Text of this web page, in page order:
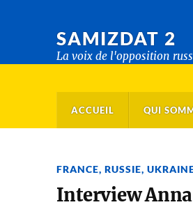
SAMIZDAT 2
La voix de l'opposition
ACCUEIL QUI
FRANCE, RUSSIE,
Interview Anna